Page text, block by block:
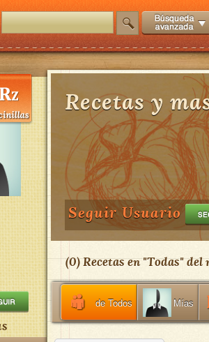
Recetas y
Seguir Usuario
(0) Recetas en "Todas" del
de Todos Mías